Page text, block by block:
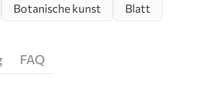
Botanische kunst Blatt
FAQ